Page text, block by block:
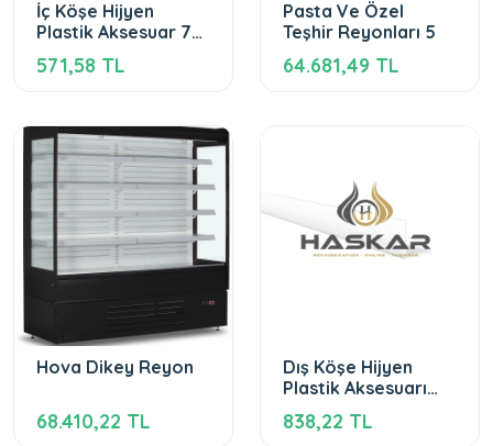
İç Köşe Hijyen
Plastik Aksesuar 7
Cm (3 mt olarak)
571,58 TL
Pasta Ve Özel
Teşhir Reyonları 5
64.681,49 TL
Hova Dikey Reyon
68.410,22 TL
Dış Köşe Hijyen
Plastik Aksesuarı
6x12 Cm (6 mt
olarak)
838,22 TL